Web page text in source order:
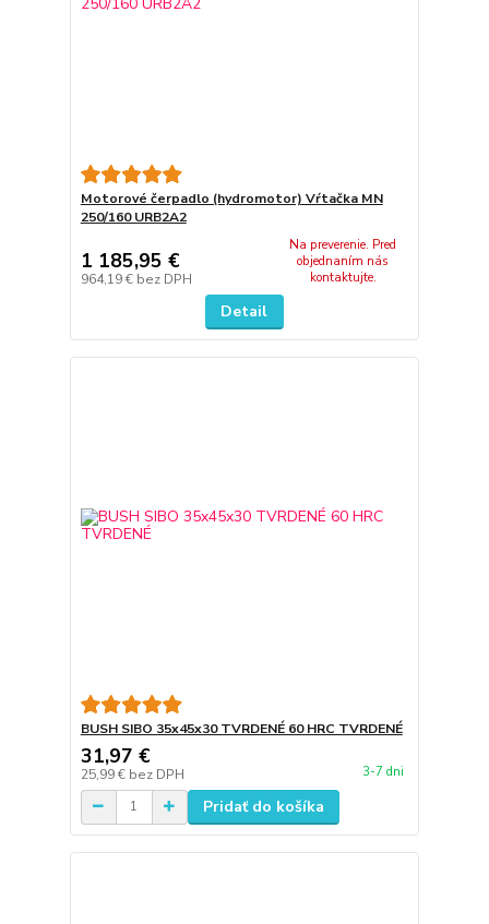
Motorové čerpadlo (hydromotor) Vŕtačka MN
250/160 URB2A2
1 185,95 €
964,19 € bez DPH
Na preverenie. Pred
objednaním nás
kontaktujte.
Detail
BUSH SIBO 35x45x30 TVRDENÉ 60 HRC TVRDENÉ
31,97 €
25,99 € bez DPH 3-7 dni
Pridať do košíka